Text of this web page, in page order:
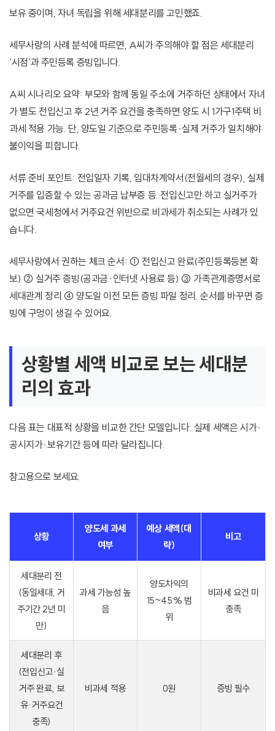
보유 중이며, 자녀 독립을 위해 세대분리를 고민했죠.
세무사랑의 사례 분석에 따르면, A씨가 주의해야 할 점은 세대분리
‘시점’과 주민등록 증빙입니다.
A씨 시나리오 요약: 부모와 함께 동일 주소에 거주하던 상태에서 자녀
가 별도 전입신고 후 2년 거주 요건을 충족하면 양도 시 1가구1주택 비
과세 적용 가능. 단, 양도일 기준으로 주민등록·실제 거주가 일치해야
불이익을 피합니다.
서류 준비 포인트: 전입일자 기록, 임대차계약서(전월세의 경우), 실제
거주를 입증할 수 있는 공과금 납부증 등. 전입신고만 하고 실거주가
없으면 국세청에서 거주요건 위반으로 비과세가 취소되는 사례가 있
습니다.
세무사랑에서 권하는 체크 순서: ① 전입신고 완료(주민등록등본 확
보) ② 실거주 증빙(공과금·인터넷 사용료 등) ③ 가족관계증명서로
세대관계 정리 ④ 양도일 이전 모든 증빙 파일 정리. 순서를 바꾸면 증
빙에 구멍이 생길 수 있어요.
상황별 세액 비교로 보는 세대분
리의 효과
다음 표는 대표적 상황을 비교한 간단 모델입니다. 실제 세액은 시가·
공시지가·보유기간 등에 따라 달라집니다.
참고용으로 보세요.
상황
양도세 과세
여부
예상 세액(대
략)
비고
세대분리 전
(동일세대, 거
주기간 2년 미
만)
과세 가능성 높
음
양도차익의
15~45% 범
위
비과세 요건 미
충족
세대분리 후
(전입신고·실
거주 완료, 보
유·거주요건
충족)
비과세 적용 0원 증빙 필수